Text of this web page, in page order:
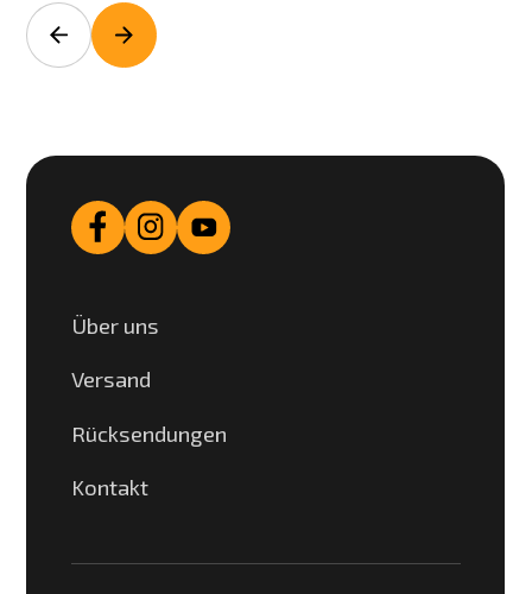
Über uns
Versand
Rücksendungen
Kontakt